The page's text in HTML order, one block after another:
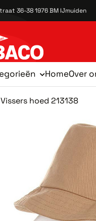
36-38 1976 BM IJmuiden
HomeOver
Vissers hoed 213138